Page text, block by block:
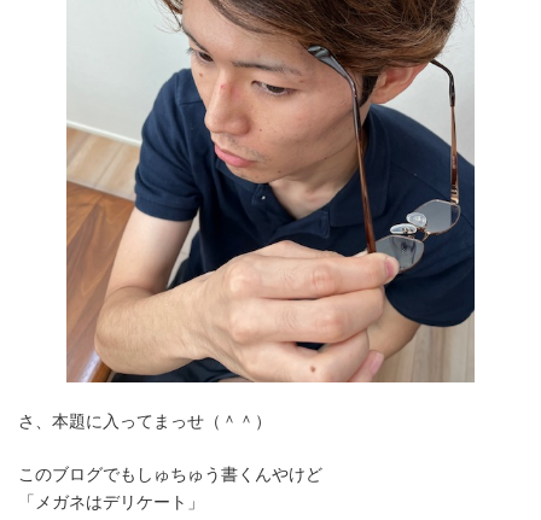
さ、本題に入ってまっせ（＾＾）
このブログでもしゅちゅう書くんやけど
「メガネはデリケート」